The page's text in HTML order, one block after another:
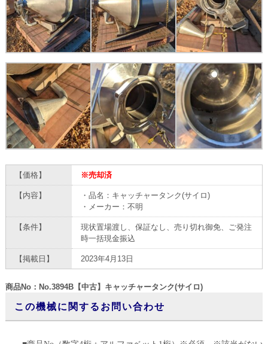
【価格】 ※売却済
【内容】
・品名：キャッチャータンク(サイロ)
・メーカー：不明
【条件】
現状置場渡し、保証なし、売り切れ御免、ご発注
時一括現金振込
【掲載日】 2023年4月13日
商品No：No.3894B【中古】キャッチャータンク(サイロ)
この機械に関するお問い合わせ